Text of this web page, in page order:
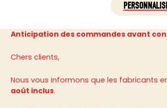
Anticipation des commandes avant
Chers clients,
Nous vous informons que les fabricants
août inclus.